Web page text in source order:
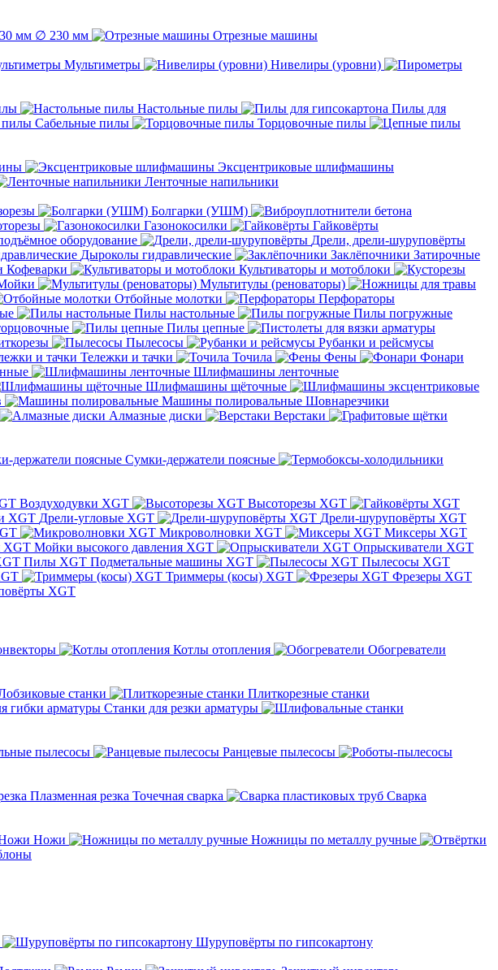
∅ 230 мм
Отрезные машины
Мультиметры
Нивелиры (уровни)
Настольные пилы
Пилы для
Сабельные пилы
Торцовочные пилы
Эксцентриковые шлифмашины
Ленточные напильники
Болгарки (УШМ)
Газонокосилки
Гайковёрты
оборудование
Дрели, дрели-шуруповёрты
Дыроколы гидравлические Заклёпочники Затирочные
Кофеварки
Культиваторы и мотоблоки
Мультитулы (реноваторы)
Отбойные молотки
Перфораторы
Пилы настольные
Пилы погружные
Пилы цепные
Пылесосы
Рубанки и рейсмусы
Тележки и тачки Точила Фены
Фонари
Шлифмашины ленточные
Шлифмашины щёточные
Машины полировальные Шовнарезчики
Алмазные диски
Верстаки
Сумки-держатели поясные
Воздуходувки XGT
Высоторезы XGT
XGT Дрели-угловые XGT
Дрели-шуруповёрты XGT
Микроволновки XGT
Миксеры XGT
Мойки высокого давления XGT
Опрыскиватели XGT
Пилы XGT Подметальные машины XGT
Пылесосы XGT
Триммеры (косы) XGT
Фрезеры XGT
XGT
Котлы отопления
Обогреватели
станки
Плиткорезные станки
гибки арматуры Станки для резки арматуры
пылесосы
Ранцевые пылесосы
Плазменная резка Точечная сварка
Cварка
Ножи
Ножницы по металлу ручные
Шуруповёрты по гипсокартону